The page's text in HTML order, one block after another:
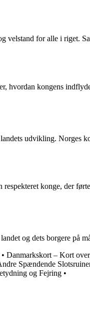
velstand for alle i riget.
hvordan kongens
udvikling. Norges
konge, der
og dets borgere på
• Danmarkskort – Kort
Spændende
og Fejring •